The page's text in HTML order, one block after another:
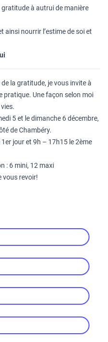
gratitude à autrui de manière
ainsi nourrir l’estime de soi et
la gratitude, je vous invite à
pratique. Une façon selon moi
5 et le dimanche 6 décembre,
de Chambéry.
jour et 9h – 17h15 le 2ème
: 6 mini, 12 maxi
vous revoir!